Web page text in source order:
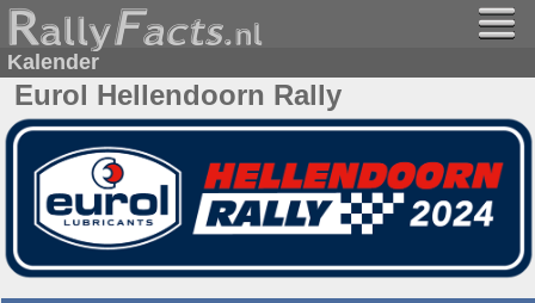
Kalender
Eurol Hellendoorn Rally